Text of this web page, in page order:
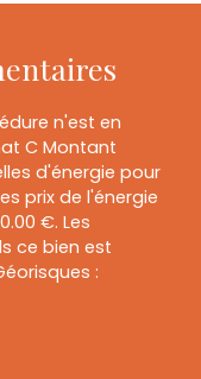
n'est en
C Montant
d'énergie pour
prix de l'énergie
€. Les
ce bien est
: